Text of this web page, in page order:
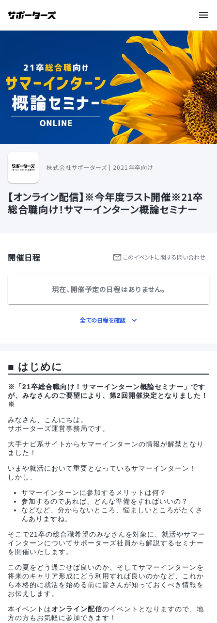
株式会社サポーターズ | 2021年卒向け
【オンライン配信】※今年度ラスト開催※21卒
総合職向け！サマーインターン概論セミナー
開催日程 このイベントに関する問い合わせ
現在、開催予定の日程はありません。
全ての日程を確認
■ はじめに
※「21卒総合職向け！サマーインターン概論セミナー」です
が、みなさんのご要望により、第2回開催決定となりました！
※
みなさん、こんにちは。
サポーターズ運営事務局です。
大手ナビ系サイトからサマーインターンの情報が解禁となり
ました！
いまや就活において重要となっているサマーインターン！
しかし、
サマーインターンに参加するメリットは何？
参加するのであれば、どんな準備をすればいいの？
などなど、分からないところ、悩ましいところがたくさ
んありますね。
そこで21卒の総合職希望のみなさんを対象に、就活やサマー
インターンについてサポーターズ社員から解説するセミナー
を開催いたします。
この夏をどう過ごせば良いのか、そしてサマーインターンを
将来のキャリア形成にどう利用すれば良いのかなど、これか
ら本格的に就活を始める前に皆さんが知っておくべき情報を
お伝えします。
本イベントはオンライン配信のイベントとなりますので、地
方の方もお気軽に参加できます！